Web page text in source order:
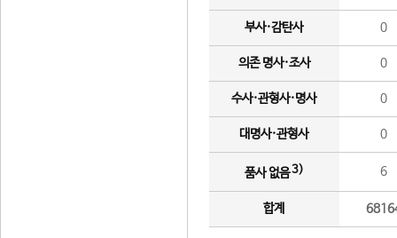
부사·감탄사 0
의존 명사·조사 0
수사·관형사·명사 0
대명사·관형사 0
품사 없음3) 6
합계